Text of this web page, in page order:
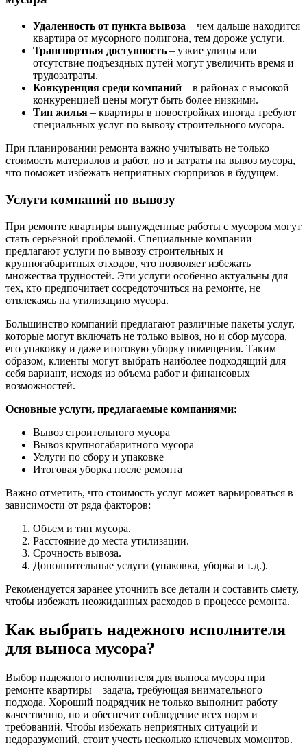
Удаленность от пункта вывоза – чем дальше находится
квартира от мусорного полигона, тем дороже услуги.
Транспортная доступность – узкие улицы или
отсутствие подъездных путей могут увеличить время и
трудозатраты.
Конкуренция среди компаний – в районах с высокой
конкуренцией цены могут быть более низкими.
Тип жилья – квартиры в новостройках иногда требуют
специальных услуг по вывозу строительного мусора.
При планировании ремонта важно учитывать не только
стоимость материалов и работ, но и затраты на вывоз мусора,
что поможет избежать неприятных сюрпризов в будущем.
Услуги компаний по вывозу
При ремонте квартиры вынужденные работы с мусором могут
стать серьезной проблемой. Специальные компании
предлагают услуги по вывозу строительных и
крупногабаритных отходов, что позволяет избежать
множества трудностей. Эти услуги особенно актуальны для
тех, кто предпочитает сосредоточиться на ремонте, не
отвлекаясь на утилизацию мусора.
Большинство компаний предлагают различные пакеты услуг,
которые могут включать не только вывоз, но и сбор мусора,
его упаковку и даже итоговую уборку помещения. Таким
образом, клиенты могут выбрать наиболее подходящий для
себя вариант, исходя из объема работ и финансовых
возможностей.
Основные услуги, предлагаемые компаниями:
Вывоз строительного мусора
Вывоз крупногабаритного мусора
Услуги по сбору и упаковке
Итоговая уборка после ремонта
Важно отметить, что стоимость услуг может варьироваться в
зависимости от ряда факторов:
Объем и тип мусора.
Расстояние до места утилизации.
Срочность вывоза.
Дополнительные услуги (упаковка, уборка и т.д.).
Рекомендуется заранее уточнить все детали и составить смету,
чтобы избежать неожиданных расходов в процессе ремонта.
Как выбрать надежного исполнителя
для выноса мусора?
Выбор надежного исполнителя для выноса мусора при
ремонте квартиры – задача, требующая внимательного
подхода. Хороший подрядчик не только выполнит работу
качественно, но и обеспечит соблюдение всех норм и
требований. Чтобы избежать неприятных ситуаций и
недоразумений, стоит учесть несколько ключевых моментов.